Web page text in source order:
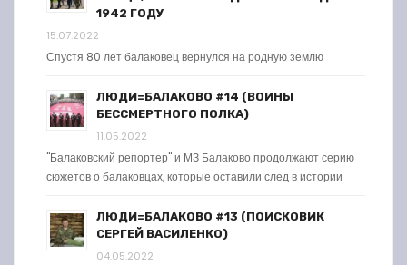
1942 ГОДУ
15.07.2022
Спустя 80 лет балаковец вернулся на родную землю
ЛЮДИ=БАЛАКОВО #14 (ВОИНЫ
БЕССМЕРТНОГО ПОЛКА)
11.05.2022
"Балаковский репортер" и МЗ Балаково продолжают серию
сюжетов о балаковцах, которые оставили след в истории
ЛЮДИ=БАЛАКОВО #13 (ПОИСКОВИК
СЕРГЕЙ ВАСИЛЕНКО)
04.05.2022